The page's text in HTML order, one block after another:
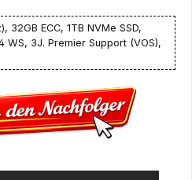
ECC, 1TB NVMe SSD,
WS, 3J. Premier Support (VOS),